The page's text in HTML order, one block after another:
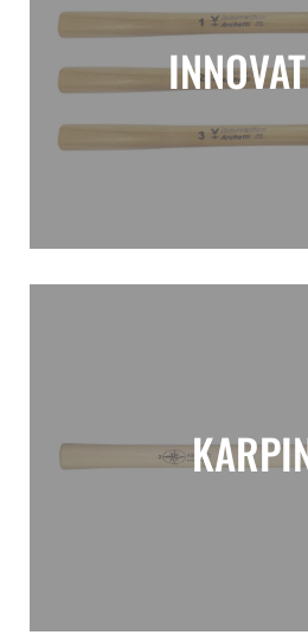
Manici martello
Manici martello